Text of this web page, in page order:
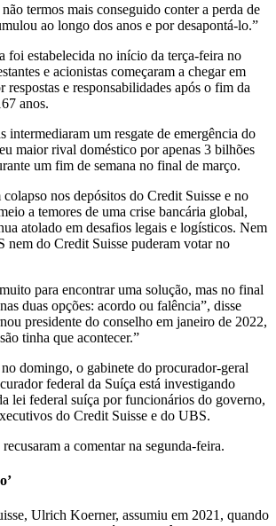
termos mais conseguido conter a perda de
ao longo dos anos e por desapontá-lo.”
foi estabelecida no início da terça-feira no
e acionistas começaram a chegar em
respostas e responsabilidades após o fim da
anos.
intermediaram um resgate de emergência do
maior rival doméstico por apenas 3 bilhões
um fim de semana no final de março.
nos depósitos do Credit Suisse e no
a temores de uma crise bancária global,
atolado em desafios legais e logísticos. Nem
nem do Credit Suisse puderam votar no
para encontrar uma solução, mas no final
duas opções: acordo ou falência”, disse
presidente do conselho em janeiro de 2022,
tinha que acontecer.”
domingo, o gabinete do procurador-geral
federal da Suíça está investigando
lei federal suíça por funcionários do governo,
do Credit Suisse e do UBS.
a comentar na segunda-feira.
Ulrich Koerner, assumiu em 2021, quando